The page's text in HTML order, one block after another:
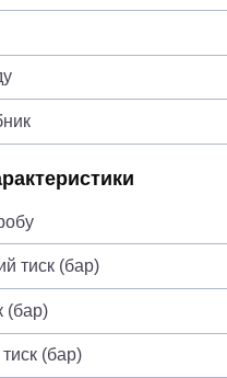
тиск (бар)
(бар)
(бар)